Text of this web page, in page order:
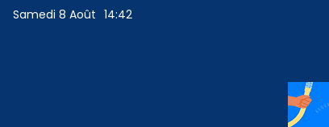
Samedi 8 Août 14:42